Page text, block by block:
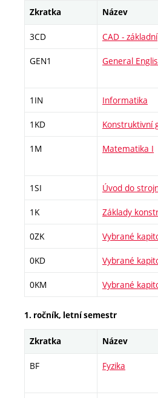
Zkratka Název
3CD CAD - základní
GEN1 General
1IN Informatika
1KD Konstruktivní
1M Matematika I
1SI Úvod do
1K Základy
0ZK Vybrané
0KD Vybrané
0KM Vybrané
1. ročník, letní semestr
Zkratka Název
BF Fyzika